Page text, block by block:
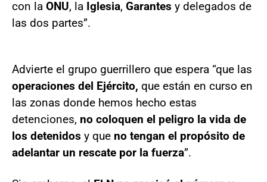
con la ONU, la Iglesia, Garantes y delegados de
las dos partes”.
Advierte el grupo guerrillero que espera “que las
operaciones del Ejército, que están en curso en
las zonas donde hemos hecho estas
detenciones, no coloquen el peligro la vida de
los detenidos y que no tengan el propósito de
adelantar un rescate por la fuerza”.